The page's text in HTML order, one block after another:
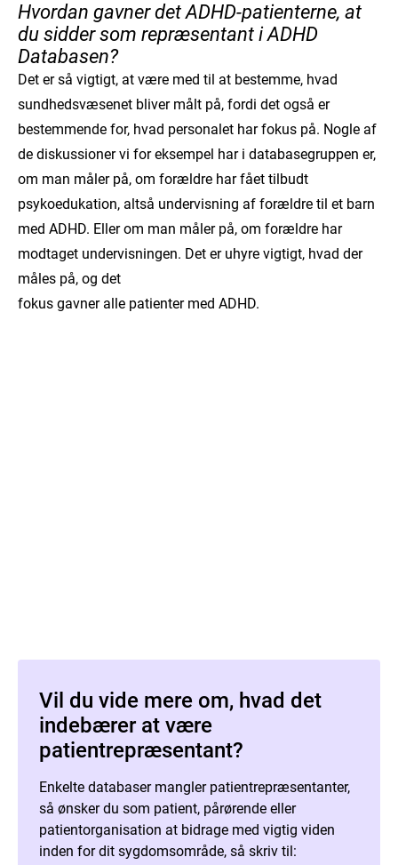
Hvordan gavner det ADHD-patienterne, at
du sidder som repræsentant i ADHD
Databasen?
Det er så vigtigt, at være med til at bestemme, hvad
sundhedsvæsenet bliver målt på, fordi det også er
bestemmende for, hvad personalet har fokus på. Nogle af
de diskussioner vi for eksempel har i databasegruppen er,
om man måler på, om forældre har fået tilbudt
psykoedukation, altså undervisning af forældre til et barn
med ADHD. Eller om man måler på, om forældre har
modtaget undervisningen. Det er uhyre vigtigt, hvad der
måles på, og det
fokus gavner alle patienter med ADHD.
Vil du vide mere om, hvad det
indebærer at være
patientrepræsentant?
Enkelte databaser mangler patientrepræsentanter,
så ønsker du som patient, pårørende eller
patientorganisation at bidrage med vigtig viden
inden for dit sygdomsområde, så skriv til: